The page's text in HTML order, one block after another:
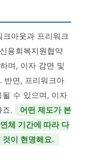
아웃과 프리워크
용회복지원협약
며, 이자 감면 및
반면, 프리워크아
수 있으며, 이자
죠.
어떤 제도가 본
체 기간에 따라 다
이 현명해요.